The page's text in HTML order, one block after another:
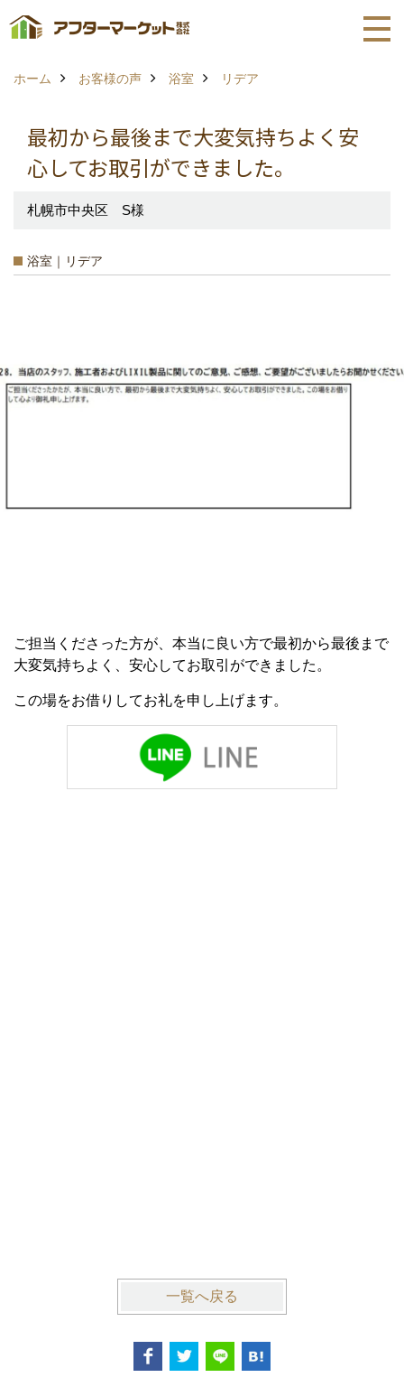
ホーム お客様の声 浴室 リデア
最初から最後まで大変気持ちよく安
心してお取引ができました。
札幌市中央区 S様
浴室｜リデア
ご担当くださった方が、本当に良い方で最初から最後まで
大変気持ちよく、安心してお取引ができました。
この場をお借りしてお礼を申し上げます。
一覧へ戻る